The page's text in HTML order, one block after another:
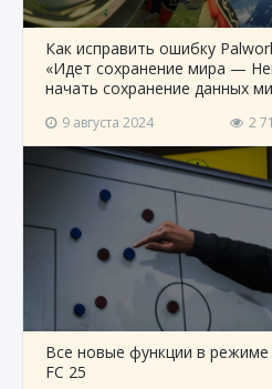
Как исправить ошибку
«Идет сохранение мира —
начать сохранение данных
9 августа 2024 2
Все новые функции в режиме
FC 25